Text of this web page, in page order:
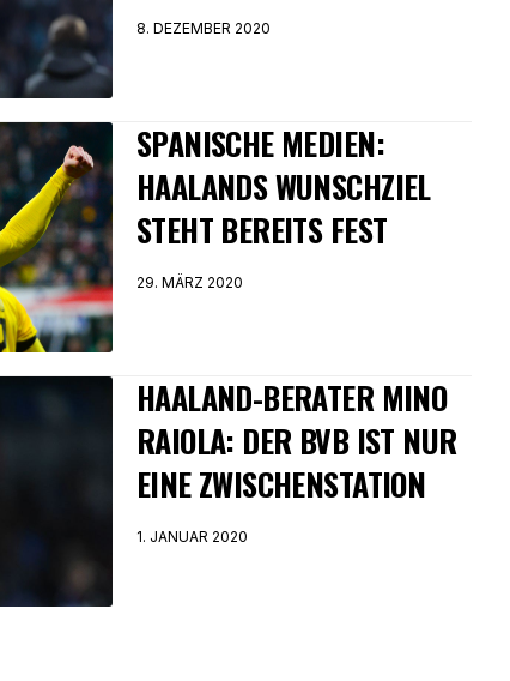
8. DEZEMBER 2020
SPANISCHE MEDIEN:
HAALANDS WUNSCHZIEL
STEHT BEREITS FEST
29. MÄRZ 2020
HAALAND-BERATER MINO
RAIOLA: DER BVB IST NUR
EINE ZWISCHENSTATION
1. JANUAR 2020